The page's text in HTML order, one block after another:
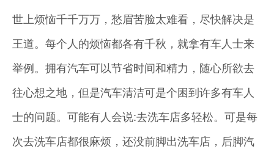
世上烦恼千千万万，愁眉苦脸太难看，尽快解决是
王道。每个人的烦恼都各有千秋，就拿有车人士来
举例。拥有汽车可以节省时间和精力，随心所欲去
往心想之地，但是汽车清洁可是个困到许多有车人
士的问题。可能有人会说:去洗车店多轻松。可是每
次去洗车店都很麻烦，还没前脚出洗车店，后脚汽